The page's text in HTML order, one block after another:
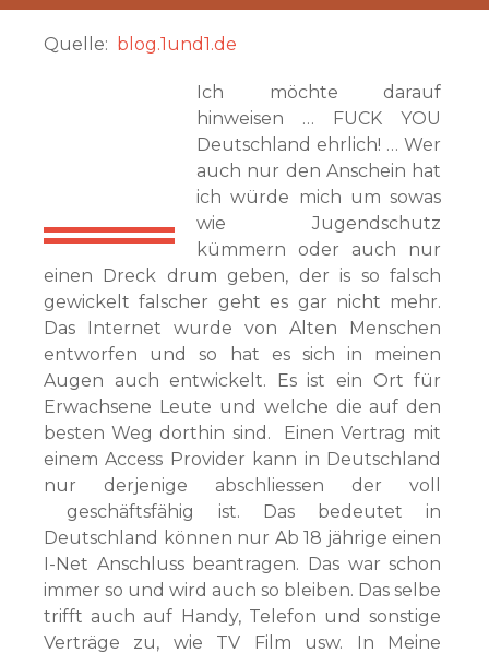
Quelle: blog.1und1.de
Ich möchte darauf
hinweisen … FUCK YOU
Deutschland ehrlich! … Wer
auch nur den Anschein hat
ich würde mich um sowas
wie Jugendschutz
kümmern oder auch nur
einen Dreck drum geben, der is so falsch
gewickelt falscher geht es gar nicht mehr.
Das Internet wurde von Alten Menschen
entworfen und so hat es sich in meinen
Augen auch entwickelt. Es ist ein Ort für
Erwachsene Leute und welche die auf den
besten Weg dorthin sind. Einen Vertrag mit
einem Access Provider kann in Deutschland
nur derjenige abschliessen der voll
geschäftsfähig ist. Das bedeutet in
Deutschland können nur Ab 18 jährige einen
I-Net Anschluss beantragen. Das war schon
immer so und wird auch so bleiben. Das selbe
trifft auch auf Handy, Telefon und sonstige
Verträge zu, wie TV Film usw. In Meine